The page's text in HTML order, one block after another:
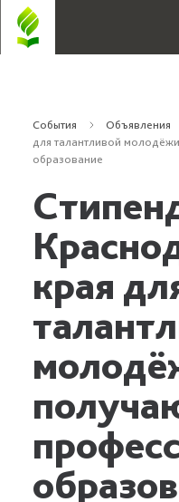
События Объявления
для талантливой
образование
края